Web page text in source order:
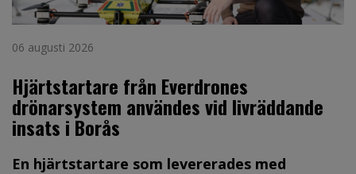
06 augusti 2026
Hjärtstartare från Everdrones
drönarsystem användes vid livräddande
insats i Borås
En hjärtstartare som levererades med